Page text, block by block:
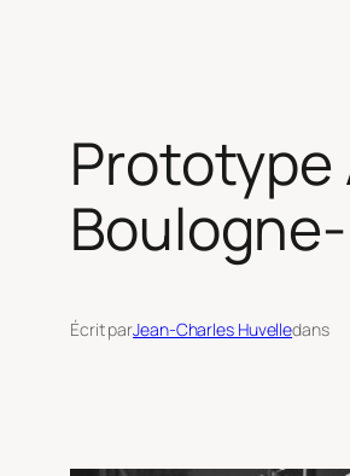
Prototype
Écrit parJean-Charles Huvelledans